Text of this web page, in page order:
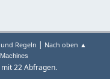
Regeln | Nach oben ▲
22 Abfragen.